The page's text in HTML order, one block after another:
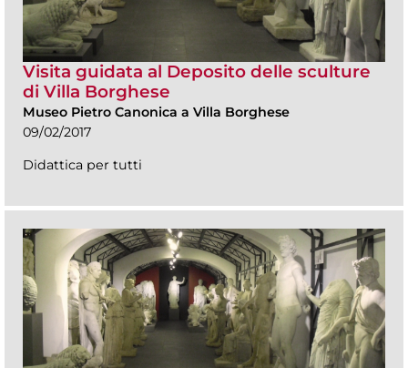
Visita guidata al Deposito delle sculture
di Villa Borghese
Museo Pietro Canonica a Villa Borghese
09/02/2017
Didattica per tutti